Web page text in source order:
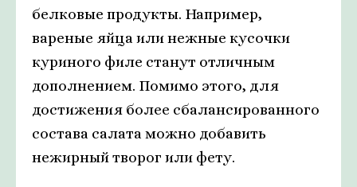
белковые продукты. Например,
вареные яйца или нежные кусочки
куриного филе станут отличным
дополнением. Помимо этого, для
достижения более сбалансированного
состава салата можно добавить
нежирный творог или фету.